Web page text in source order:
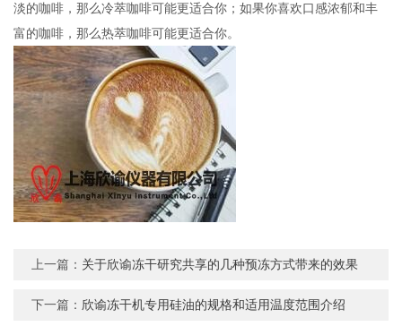
淡的咖啡，那么冷萃咖啡可能更适合你；如果你喜欢口感浓郁和丰
富的咖啡，那么热萃咖啡可能更适合你。
上一篇： 关于欣谕冻干研究共享的几种预冻方式带来的效果
下一篇： 欣谕冻干机专用硅油的规格和适用温度范围介绍